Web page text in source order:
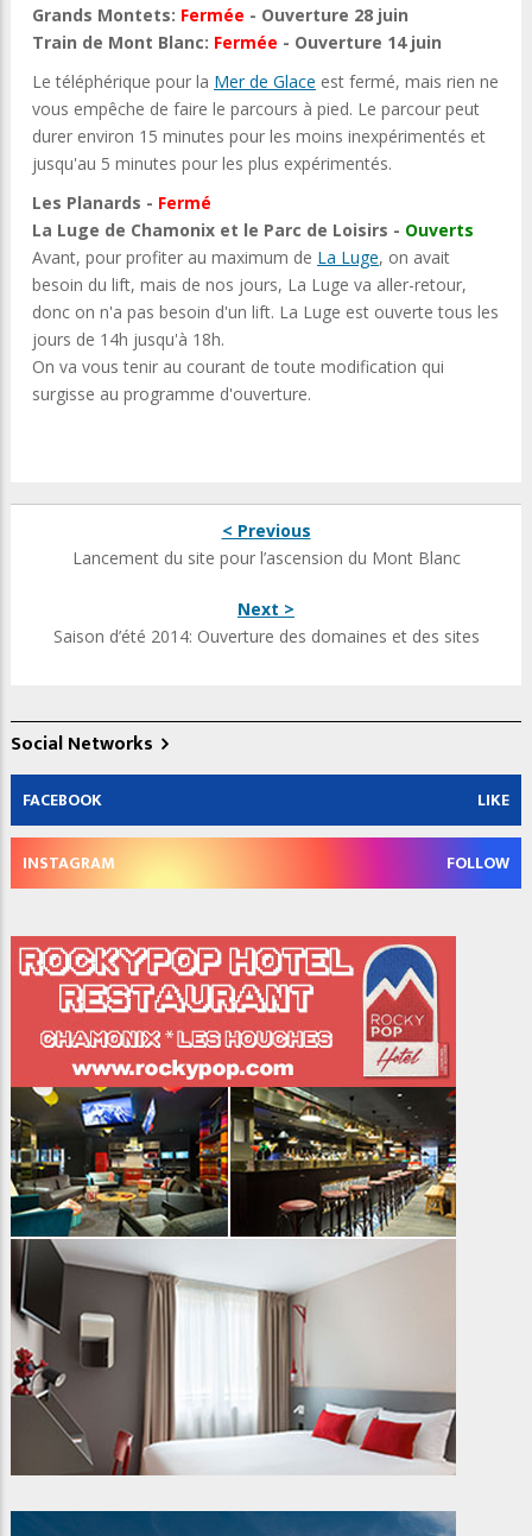
Grands Montets: Fermée - Ouverture 28 juin
Train de Mont Blanc: Fermée - Ouverture 14 juin
Le téléphérique pour la Mer de Glace est fermé, mais rien ne
vous empêche de faire le parcours à pied. Le parcour peut
durer environ 15 minutes pour les moins inexpérimentés et
jusqu'au 5 minutes pour les plus expérimentés.
Les Planards - Fermé
La Luge de Chamonix et le Parc de Loisirs - Ouverts
Avant, pour profiter au maximum de La Luge, on avait
besoin du lift, mais de nos jours, La Luge va aller-retour,
donc on n'a pas besoin d'un lift. La Luge est ouverte tous les
jours de 14h jusqu'à 18h.
On va vous tenir au courant de toute modification qui
surgisse au programme d'ouverture.
< Previous
Lancement du site pour l’ascension du Mont Blanc
Next >
Saison d’été 2014: Ouverture des domaines et des sites
Social Networks
FACEBOOK LIKE
INSTAGRAM FOLLOW